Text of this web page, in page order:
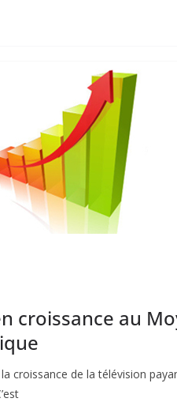
croissance au
croissance de la télévision